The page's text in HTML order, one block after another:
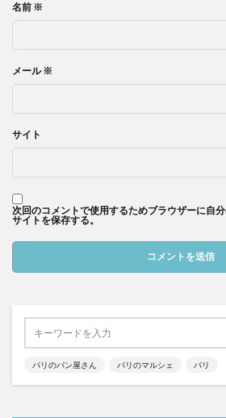
名前 ※
メール※
サイト
次回のコメントで使用するためブラウザーに自分
サイトを保存する。
パリのパン屋さん パリのマルシェ パリ